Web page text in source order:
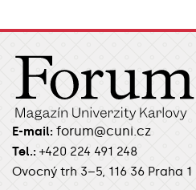
E-mail: forum@cuni.cz
Tel.: +420 224 491 248
Ovocný trh 3–5, 116 36 Praha 1